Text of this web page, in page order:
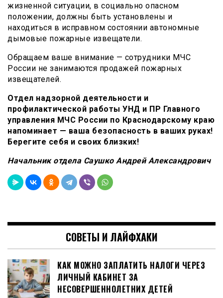
жизненной ситуации, в социально опасном
положении, должны быть установлены и
находиться в исправном состоянии автономные
дымовые пожарные извещатели.
Обращаем ваше внимание — сотрудники МЧС
России не занимаются продажей пожарных
извещателей.
Отдел надзорной деятельности и
профилактической работы УНД и ПР Главного
управления МЧС России по Краснодарскому краю
напоминает — ваша безопасность в ваших руках!
Берегите себя и своих близких!
Начальник отдела Саушко Андрей Александрович
СОВЕТЫ И ЛАЙФХАКИ
КАК МОЖНО ЗАПЛАТИТЬ НАЛОГИ ЧЕРЕЗ
ЛИЧНЫЙ КАБИНЕТ ЗА
НЕСОВЕРШЕННОЛЕТНИХ ДЕТЕЙ